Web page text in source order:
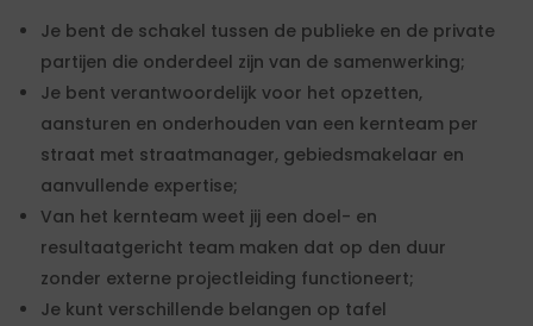
Je bent de schakel tussen de publieke en de private
partijen die onderdeel zijn van de samenwerking;
Je bent verantwoordelijk voor het opzetten,
aansturen en onderhouden van een kernteam per
straat met straatmanager, gebiedsmakelaar en
aanvullende expertise;
Van het kernteam weet jij een doel- en
resultaatgericht team maken dat op den duur
zonder externe projectleiding functioneert;
Je kunt verschillende belangen op tafel